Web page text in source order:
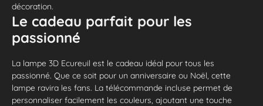
décoration.
Le cadeau parfait pour les
passionné
La lampe 3D Ecureuil est le cadeau idéal pour tous les
passionné. Que ce soit pour un anniversaire ou Noël, cette
lampe ravira les fans. La télécommande incluse permet de
personnaliser facilement les couleurs, ajoutant une touche